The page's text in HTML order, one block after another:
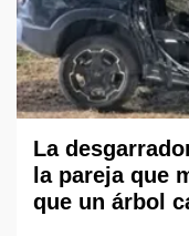
La
la pareja que
que un árbol